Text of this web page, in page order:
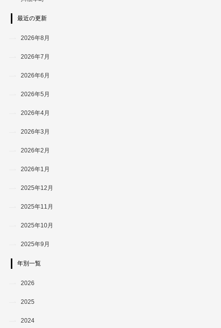
最近の更新
2026年8月
2026年7月
2026年6月
2026年5月
2026年4月
2026年3月
2026年2月
2026年1月
2025年12月
2025年11月
2025年10月
2025年9月
年別一覧
2026
2025
2024